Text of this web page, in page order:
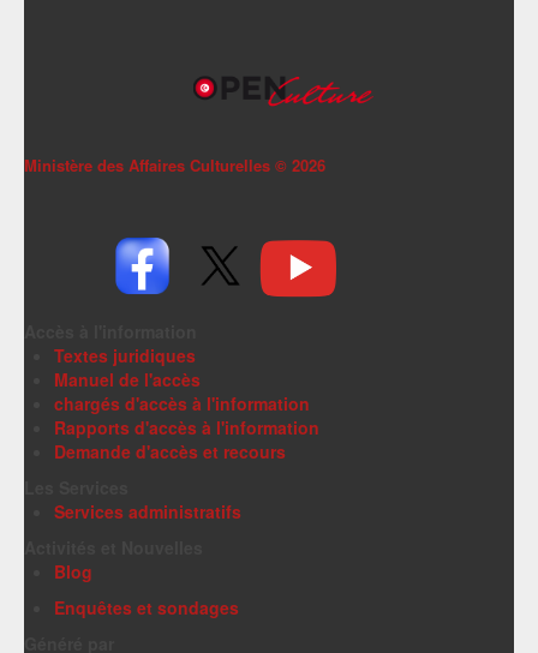
Ministère des Affaires Culturelles © 2026
Textes juridiques
Manuel de l'accès
chargés d'accès à l'information
Rapports d'accès à l'information
Demande d'accès et recours
Services administratifs
Blog
Enquêtes et sondages